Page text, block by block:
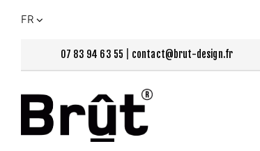
FR
07 83 94 63 55 contact@brut-design.fr